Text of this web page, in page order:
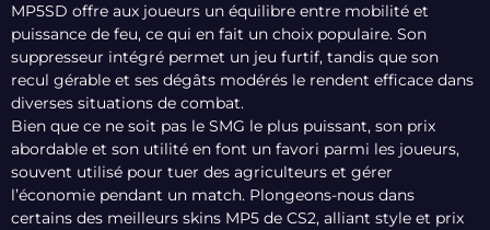
MP5SD offre aux joueurs un équilibre entre mobilité et
puissance de feu, ce qui en fait un choix populaire. Son
suppresseur intégré permet un jeu furtif, tandis que son
recul gérable et ses dégâts modérés le rendent efficace dans
diverses situations de combat.
Bien que ce ne soit pas le SMG le plus puissant, son prix
abordable et son utilité en font un favori parmi les joueurs,
souvent utilisé pour tuer des agriculteurs et gérer
l’économie pendant un match. Plongeons-nous dans
certains des meilleurs skins MP5 de CS2, alliant style et prix